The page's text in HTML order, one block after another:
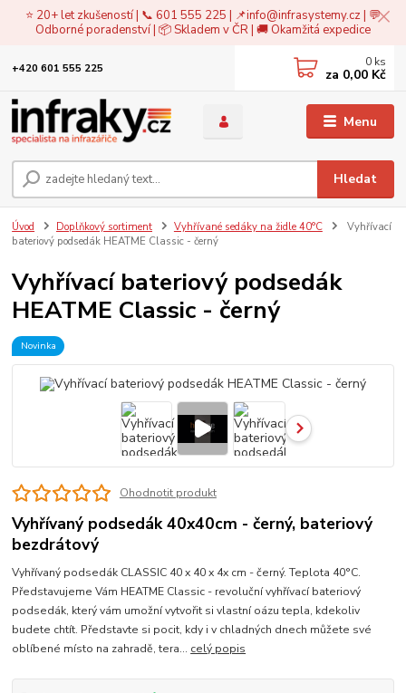
⭐ 20+ let zkušeností | 📞 601 555 225 | 📌info@infrasystemy.cz| 💬
Odborné poradenství | 📦 Skladem v ČR | 🚚 Okamžitá expedice
Menu
Hledat
+420 601 555 225 0 ks
za 0,00 Kč
Úvod Doplňkový sortiment Vyhřívané sedáky na židle 40°C
Vyhřívací
bateriový podsedák HEATME Classic - černý
Vyhřívací bateriový podsedák
HEATME Classic - černý
Novinka
Ohodnotit produkt
Vyhřívaný podsedák 40x40cm - černý, bateriový
bezdrátový
Vyhřívaný podsedák CLASSIC 40 x 40 x 4x cm - černý. Teplota 40°C.
Představujeme Vám HEATME Classic - revoluční vyhřívací bateriový
podsedák, který vám umožní vytvořit si vlastní oázu tepla, kdekoliv
budete chtít. Představte si pocit, kdy i v chladných dnech můžete své
oblíbené místo na zahradě, tera... celý popis